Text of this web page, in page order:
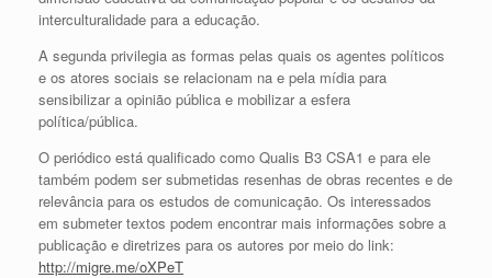
interculturalidade para a educação.
A segunda privilegia as formas pelas quais os agentes políticos
e os atores sociais se relacionam na e pela mídia para
sensibilizar a opinião pública e mobilizar a esfera
política/pública.
O periódico está qualificado como Qualis B3 CSA1 e para ele
também podem ser submetidas resenhas de obras recentes e de
relevância para os estudos de comunicação. Os interessados
em submeter textos podem encontrar mais informações sobre a
publicação e diretrizes para os autores por meio do link:
http://migre.me/oXPeT